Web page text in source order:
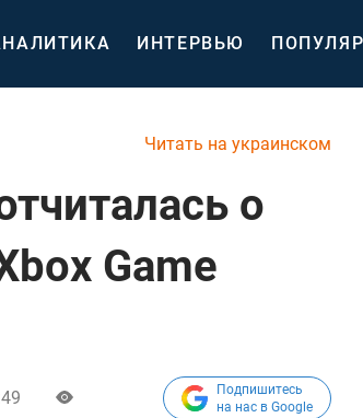
ИНТЕРВЬЮ
Читать на украинском
о
Game
Подпишитесь
на нас в Google